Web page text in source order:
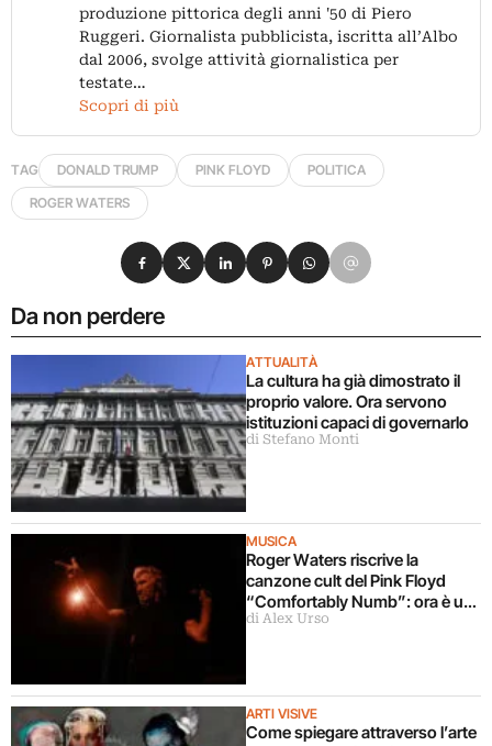
produzione pittorica degli anni '50 di Piero
Ruggeri. Giornalista pubblicista, iscritta all’Albo
dal 2006, svolge attività giornalistica per
testate…
Scopri di più
TAG DONALD TRUMP PINK FLOYD
POLITICA
ROGER WATERS
Da non perdere
ATTUALITÀ
La cultura ha già dimostrato il
proprio valore. Ora servono
istituzioni capaci di governarlo
di Stefano Monti
MUSICA
Roger Waters riscrive la
canzone cult del Pink Floyd
“Comfortably Numb”: ora è un
inno per la Palestina
di Alex Urso
ARTI VISIVE
Come spiegare attraverso l’arte
Condividi su Facebook
Condividi su X
Condividi su LinkedIn
Condividi su Pinterest
Condividi su WhatsApp
Condividi su Email